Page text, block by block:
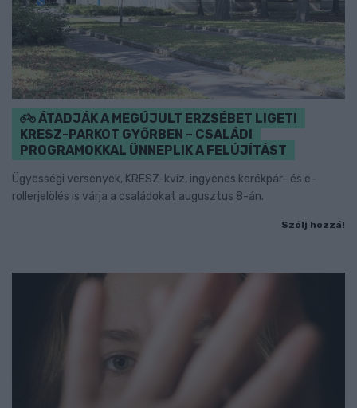
ÁTADJÁK A MEGÚJULT ERZSÉBET LIGETI
KRESZ-PARKOT GYŐRBEN – CSALÁDI
PROGRAMOKKAL ÜNNEPLIK A FELÚJÍTÁST
Ügyességi versenyek, KRESZ-kvíz, ingyenes kerékpár- és e-
rollerjelölés is várja a családokat augusztus 8-án.
Szólj hozzá!